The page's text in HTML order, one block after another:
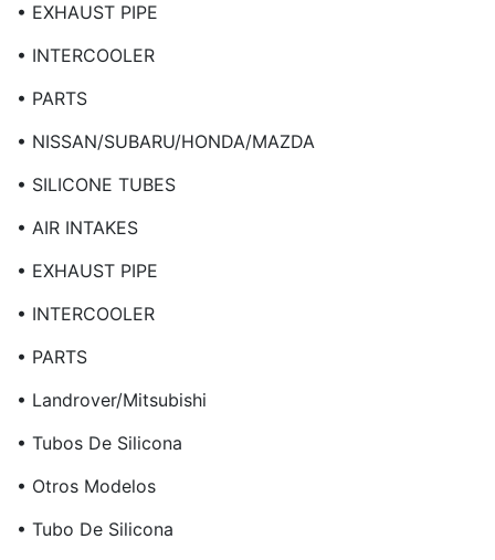
• EXHAUST PIPE
• INTERCOOLER
• PARTS
• NISSAN/SUBARU/HONDA/MAZDA
• SILICONE TUBES
• AIR INTAKES
• EXHAUST PIPE
• INTERCOOLER
• PARTS
• Landrover/Mitsubishi
• Tubos De Silicona
• Otros Modelos
• Tubo De Silicona